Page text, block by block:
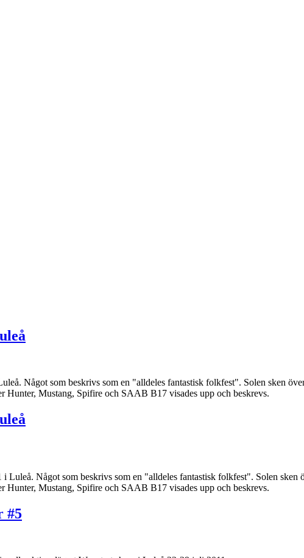
Något som beskrivs som en "alldeles fantastisk folkfest". Solen sken
Mustang, Spifire och SAAB B17 visades upp och beskrevs.
Något som beskrivs som en "alldeles fantastisk folkfest". Solen sken
Mustang, Spifire och SAAB B17 visades upp och beskrevs.
#5